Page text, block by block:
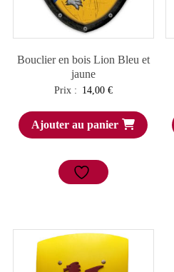
Bouclier en bois Lion Bleu et
jaune
Prix : 14,00 €
Ajouter au panier